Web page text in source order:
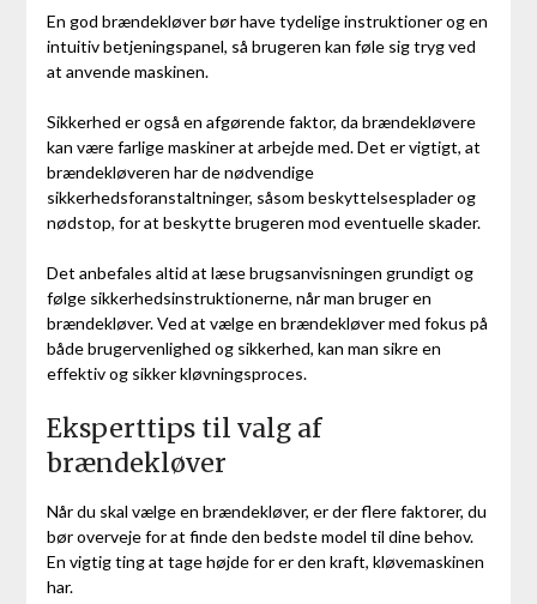
En god brændekløver bør have tydelige instruktioner og en
intuitiv betjeningspanel, så brugeren kan føle sig tryg ved
at anvende maskinen.
Sikkerhed er også en afgørende faktor, da brændekløvere
kan være farlige maskiner at arbejde med. Det er vigtigt, at
brændekløveren har de nødvendige
sikkerhedsforanstaltninger, såsom beskyttelsesplader og
nødstop, for at beskytte brugeren mod eventuelle skader.
Det anbefales altid at læse brugsanvisningen grundigt og
følge sikkerhedsinstruktionerne, når man bruger en
brændekløver. Ved at vælge en brændekløver med fokus på
både brugervenlighed og sikkerhed, kan man sikre en
effektiv og sikker kløvningsproces.
Eksperttips til valg af
brændekløver
Når du skal vælge en brændekløver, er der flere faktorer, du
bør overveje for at finde den bedste model til dine behov.
En vigtig ting at tage højde for er den kraft, kløvemaskinen
har.